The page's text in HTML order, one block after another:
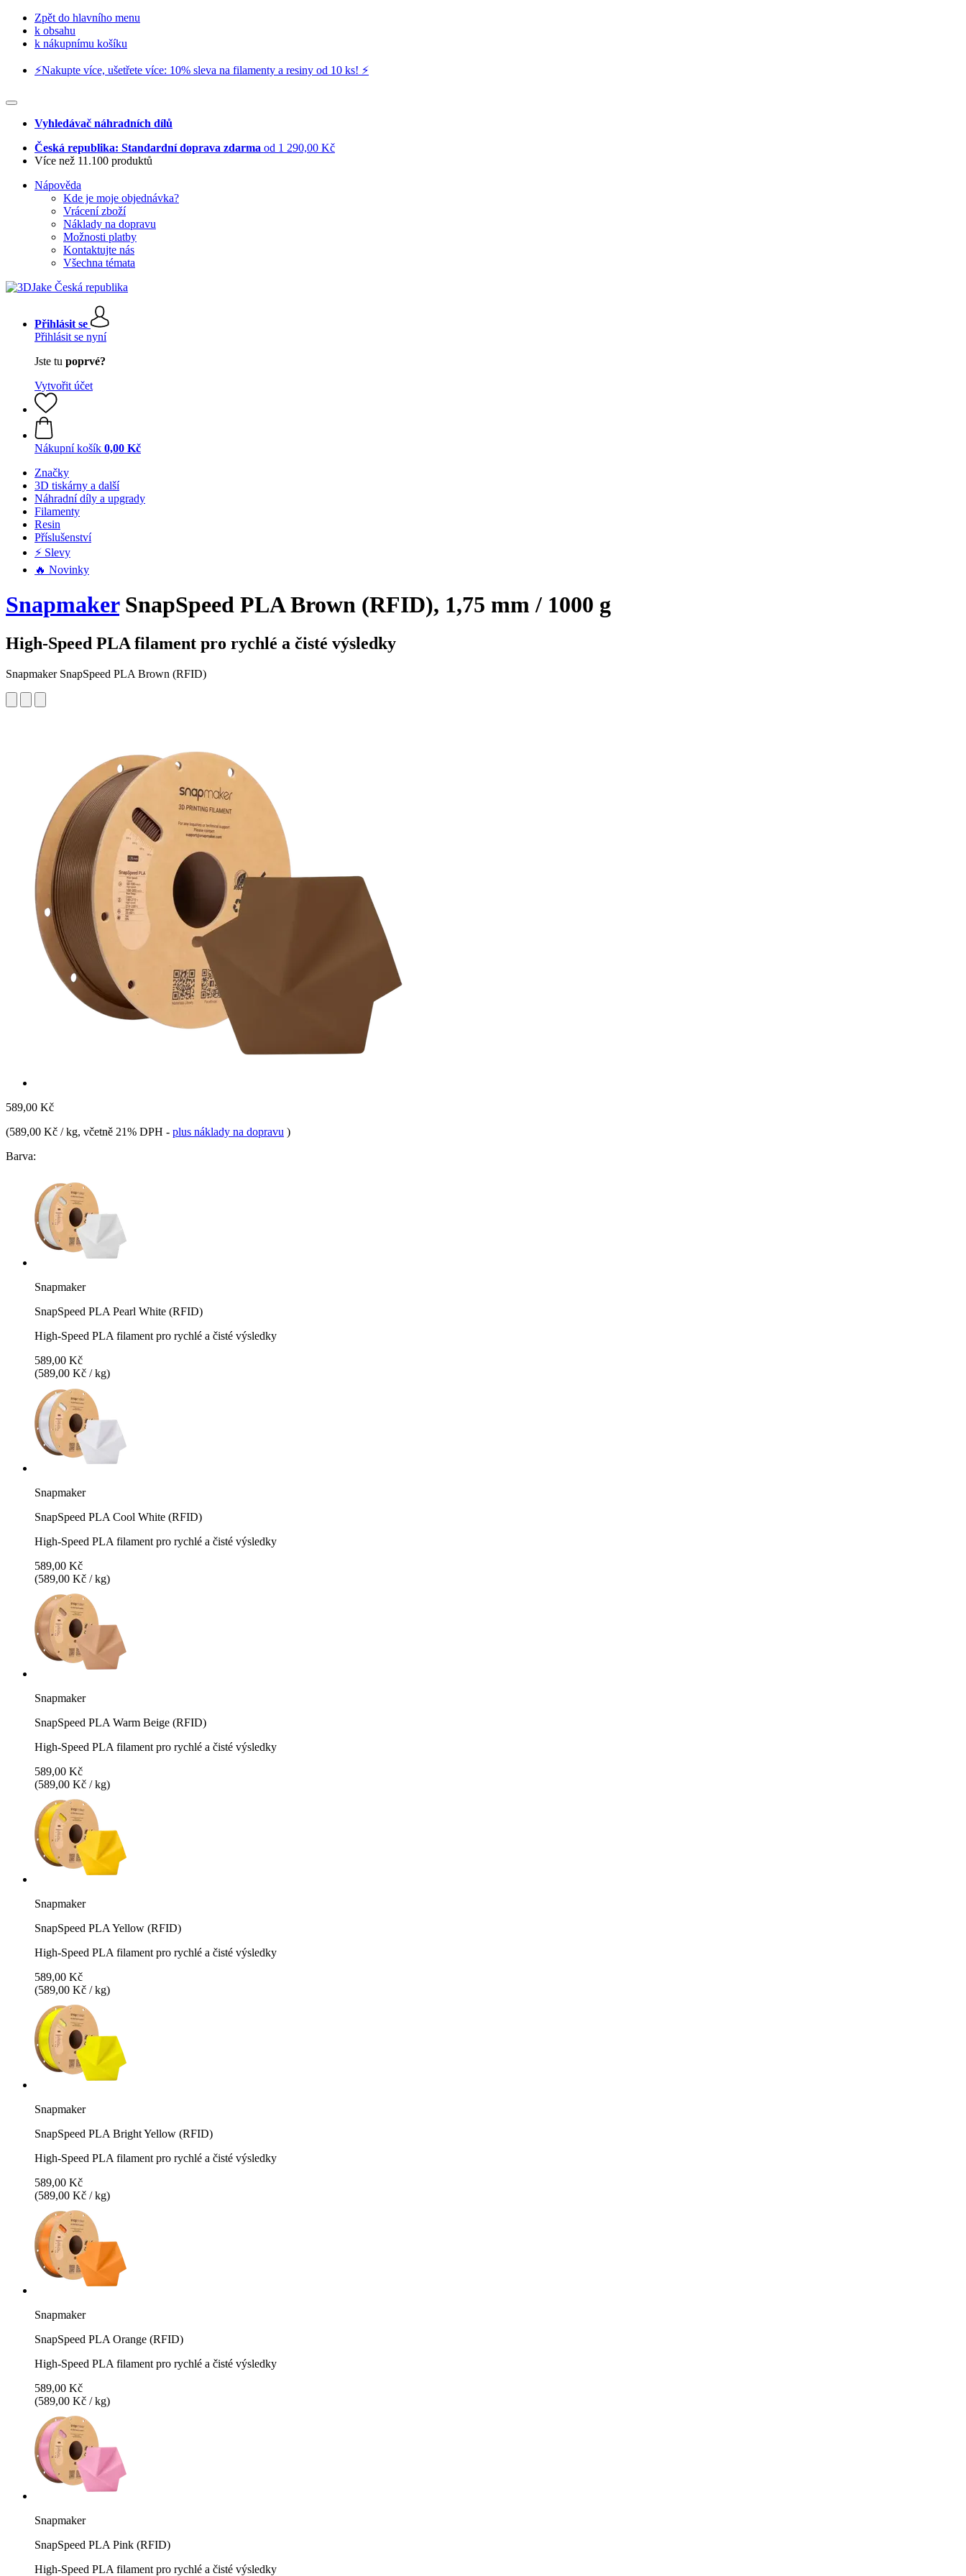
Zpět do hlavního menu
k obsahu
k nákupnímu košíku
⚡️Nakupte více, ušetřete více: 10% sleva na filamenty a resiny od 10 ks! ⚡️
Vyhledávač náhradních dílů
Česká republika: Standardní doprava zdarma od 1 290,00 Kč
Více než 11.100 produktů
Nápověda
Kde je moje objednávka?
Vrácení zboží
Náklady na dopravu
Možnosti platby
Kontaktujte nás
Všechna témata
Přihlásit se
Přihlásit se nyní
Jste tu poprvé?
Vytvořit účet
Nákupní košík 0,00 Kč
Značky
3D tiskárny a další
Náhradní díly a upgrady
Filamenty
Resin
Příslušenství
⚡ Slevy
🔥 Novinky
SnapmakerSnapSpeed PLA Brown (RFID), 1,75 mm / 1000 g
High-Speed PLA filament pro rychlé a čisté výsledky
Snapmaker SnapSpeed PLA Brown (RFID)
589,00 Kč
(589,00 Kč / kg, včetně 21% DPH - plus náklady na dopravu )
Barva:
Snapmaker
SnapSpeed PLA Pearl White (RFID)
High-Speed PLA filament pro rychlé a čisté výsledky
589,00 Kč
(589,00 Kč / kg)
Snapmaker
SnapSpeed PLA Cool White (RFID)
High-Speed PLA filament pro rychlé a čisté výsledky
589,00 Kč
(589,00 Kč / kg)
Snapmaker
SnapSpeed PLA Warm Beige (RFID)
High-Speed PLA filament pro rychlé a čisté výsledky
589,00 Kč
(589,00 Kč / kg)
Snapmaker
SnapSpeed PLA Yellow (RFID)
High-Speed PLA filament pro rychlé a čisté výsledky
589,00 Kč
(589,00 Kč / kg)
Snapmaker
SnapSpeed PLA Bright Yellow (RFID)
High-Speed PLA filament pro rychlé a čisté výsledky
589,00 Kč
(589,00 Kč / kg)
Snapmaker
SnapSpeed PLA Orange (RFID)
High-Speed PLA filament pro rychlé a čisté výsledky
589,00 Kč
(589,00 Kč / kg)
Snapmaker
SnapSpeed PLA Pink (RFID)
High-Speed PLA filament pro rychlé a čisté výsledky